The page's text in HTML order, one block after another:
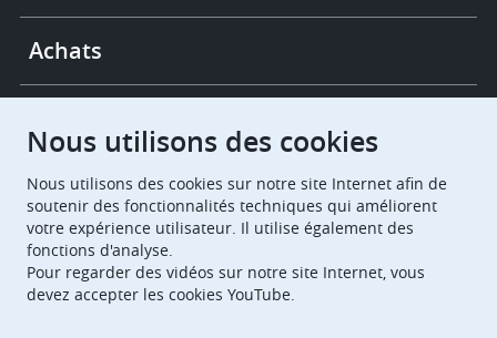
Achats
European Patent Office EPO Jobs
EuropeanPatentOffice
Nous utilisons des cookies
Nous utilisons des cookies sur notre site Internet afin de
soutenir des fonctionnalités techniques qui améliorent
votre expérience utilisateur. Il utilise également des
fonctions d'analyse.
Pour regarder des vidéos sur notre site Internet, vous
devez accepter les cookies YouTube.